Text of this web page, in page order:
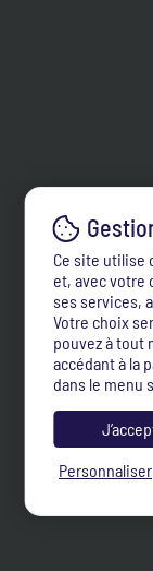
Ce site utilise
et, avec votre
ses services,
Votre choix
pouvez à tout
accédant à la
dans le menu
Personnaliser